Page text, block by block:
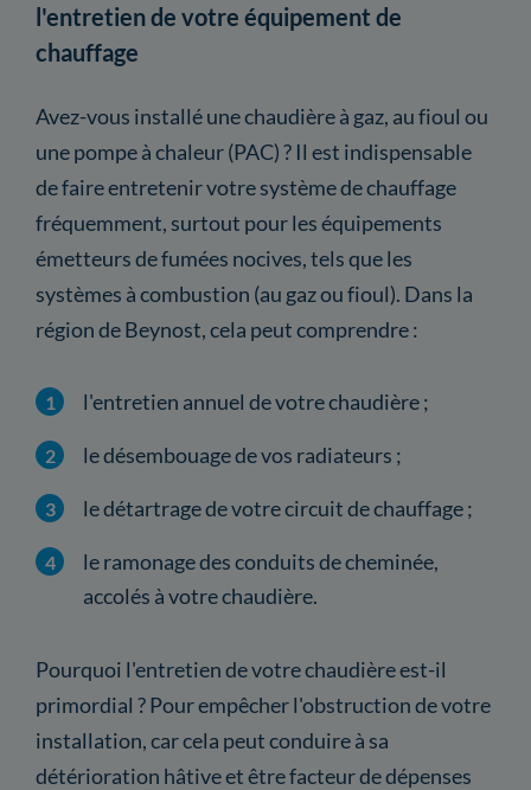
l'entretien de votre équipement de
chauffage
Avez-vous installé une chaudière à gaz, au fioul ou
une pompe à chaleur (PAC) ? Il est indispensable
de faire entretenir votre système de chauffage
fréquemment, surtout pour les équipements
émetteurs de fumées nocives, tels que les
systèmes à combustion (au gaz ou fioul). Dans la
région de Beynost, cela peut comprendre :
l'entretien annuel de votre chaudière ;
le désembouage de vos radiateurs ;
le détartrage de votre circuit de chauffage ;
le ramonage des conduits de cheminée,
accolés à votre chaudière.
Pourquoi l'entretien de votre chaudière est-il
primordial ? Pour empêcher l'obstruction de votre
installation, car cela peut conduire à sa
détérioration hâtive et être facteur de dépenses